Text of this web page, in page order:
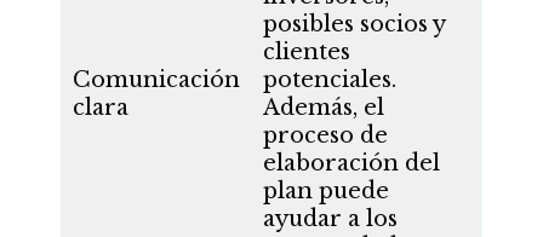
Comunicación
clara
posibles socios y
clientes
potenciales.
Además, el
proceso de
elaboración del
plan puede
ayudar a los